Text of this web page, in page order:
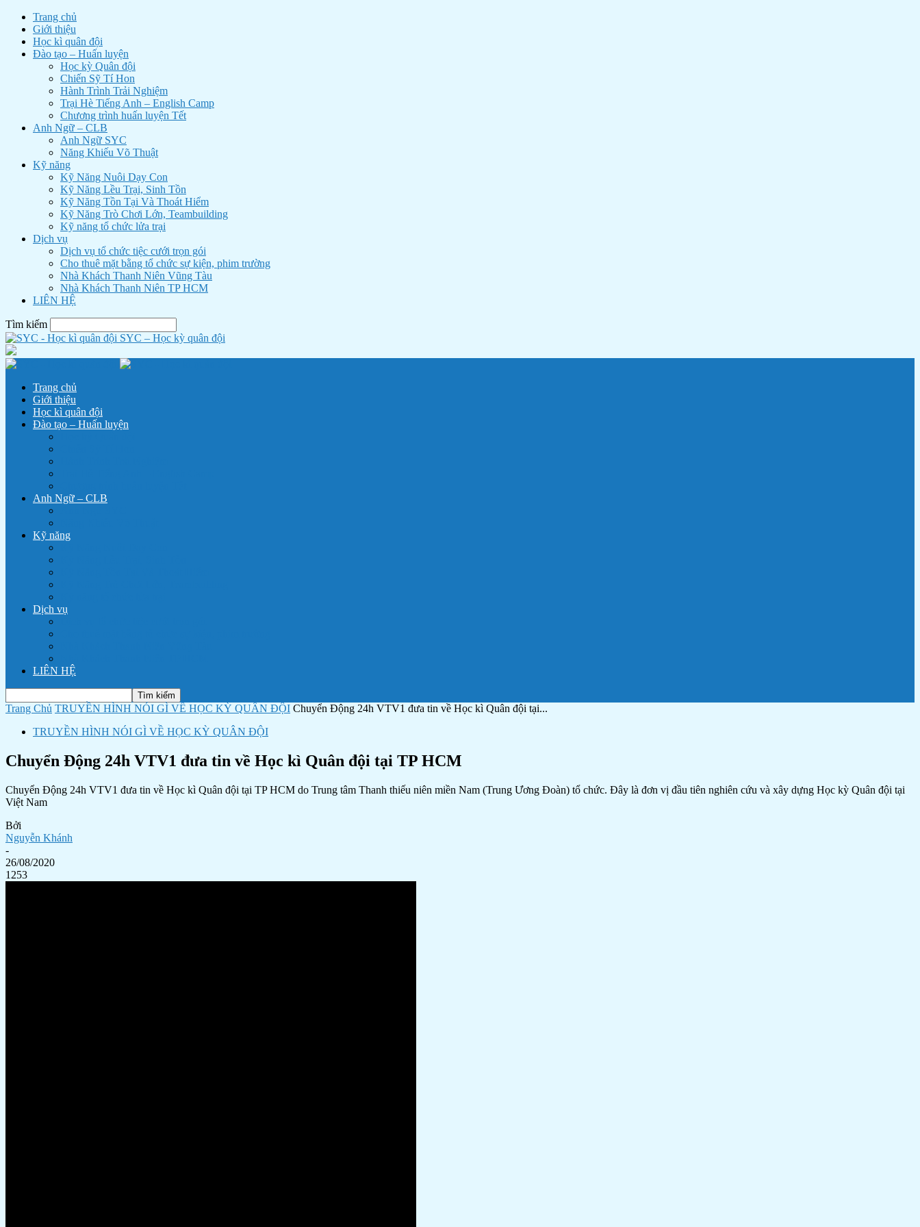
Trang chủ
Giới thiệu
Học kì quân đội
Đào tạo – Huấn luyện
Học kỳ Quân đội
Chiến Sỹ Tí Hon
Hành Trình Trải Nghiệm
Trại Hè Tiếng Anh – English Camp
Chương trình huấn luyện Tết
Anh Ngữ – CLB
Anh Ngữ SYC
Năng Khiếu Võ Thuật
Kỹ năng
Kỹ Năng Nuôi Dạy Con
Kỹ Năng Lều Trại, Sinh Tồn
Kỹ Năng Tồn Tại Và Thoát Hiểm
Kỹ Năng Trò Chơi Lớn, Teambuilding
Kỹ năng tổ chức lửa trại
Dịch vụ
Dịch vụ tổ chức tiệc cưới trọn gói
Cho thuê mặt bằng tổ chức sự kiện, phim trường
Nhà Khách Thanh Niên Vũng Tàu
Nhà Khách Thanh Niên TP HCM
LIÊN HỆ
Tìm kiếm
SYC – Học kỳ quân đội
Trang chủ
Giới thiệu
Học kì quân đội
Đào tạo – Huấn luyện
Anh Ngữ – CLB
Kỹ năng
Dịch vụ
LIÊN HỆ
Trang Chủ TRUYỀN HÌNH NÓI GÌ VỀ HỌC KỲ QUÂN ĐỘI Chuyển Động 24h VTV1 đưa tin về Học kì Quân đội tại...
TRUYỀN HÌNH NÓI GÌ VỀ HỌC KỲ QUÂN ĐỘI
Chuyển Động 24h VTV1 đưa tin về Học kì Quân đội tại TP HCM
Chuyển Động 24h VTV1 đưa tin về Học kì Quân đội tại TP HCM do Trung tâm Thanh thiếu niên miền Nam (Trung Ương Đoàn) tổ chức. Đây là đơn vị đầu tiên nghiên cứu và xây dựng Học kỳ Quân đội tại
Việt Nam
Bởi
Nguyễn Khánh
-
26/08/2020
1253